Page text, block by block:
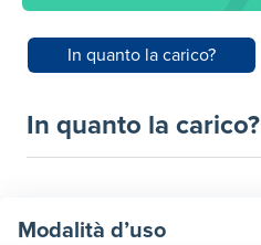
In quanto la carico?
In quanto la carico?
Modalità d’uso